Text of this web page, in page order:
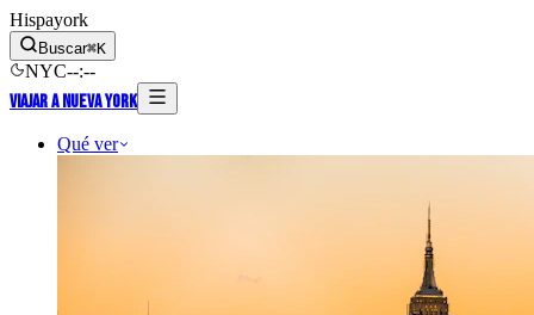
Hispayork
Buscar⌘K
NYC--:--
Viajar a Nueva York
Qué ver